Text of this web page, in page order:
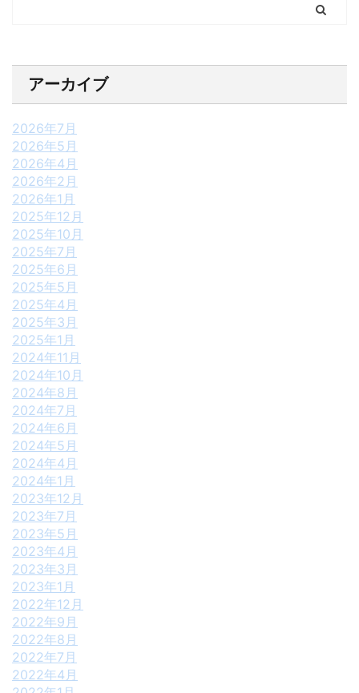
アーカイブ
2026年7月
2026年5月
2026年4月
2026年2月
2026年1月
2025年12月
2025年10月
2025年7月
2025年6月
2025年5月
2025年4月
2025年3月
2025年1月
2024年11月
2024年10月
2024年8月
2024年7月
2024年6月
2024年5月
2024年4月
2024年1月
2023年12月
2023年7月
2023年5月
2023年4月
2023年3月
2023年1月
2022年12月
2022年9月
2022年8月
2022年7月
2022年4月